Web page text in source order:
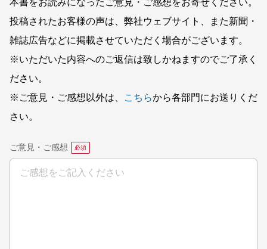
本書をお読みになったご意見・ご感想をお寄せください。
投稿されたお客様の声は、弊社ウェブサイト、また新聞・
雑誌広告などに掲載させていただく場合がございます。
※いただいた内容へのご返信は致しかねますのでご了承く
ださい。
※ご意見・ご感想以外は、
こちらから各部門にお送りくだ
さい。
ご意見・ご感想